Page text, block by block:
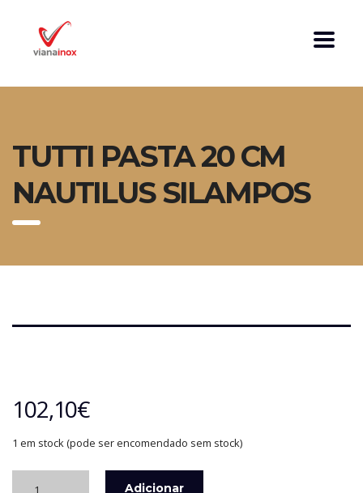
TUTTI PASTA 20 CM
NAUTILUS SILAMPOS
102,10€
1 em stock (pode ser encomendado sem stock)
Adicionar